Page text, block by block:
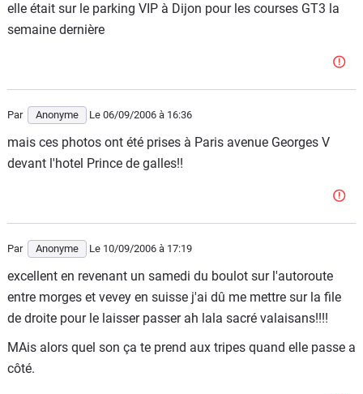
elle était sur le parking VIP à Dijon pour les courses GT3 la
semaine dernière
Par Anonyme Le 06/09/2006 à 16:36
mais ces photos ont été prises à Paris avenue Georges V
devant l'hotel Prince de galles!!
Par Anonyme Le 10/09/2006 à 17:19
excellent en revenant un samedi du boulot sur l'autoroute
entre morges et vevey en suisse j'ai dû me mettre sur la file
de droite pour le laisser passer ah lala sacré valaisans!!!!
MAis alors quel son ça te prend aux tripes quand elle passe a
côté.